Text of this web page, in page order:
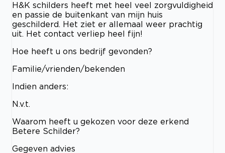
H&K schilders heeft met heel veel zorgvuldigheid
en passie de buitenkant van mijn huis
geschilderd. Het ziet er allemaal weer prachtig
uit. Het contact verliep heel fijn!
Hoe heeft u ons bedrijf gevonden?
Familie/vrienden/bekenden
Indien anders:
N.v.t.
Waarom heeft u gekozen voor deze erkend
Betere Schilder?
Gegeven advies